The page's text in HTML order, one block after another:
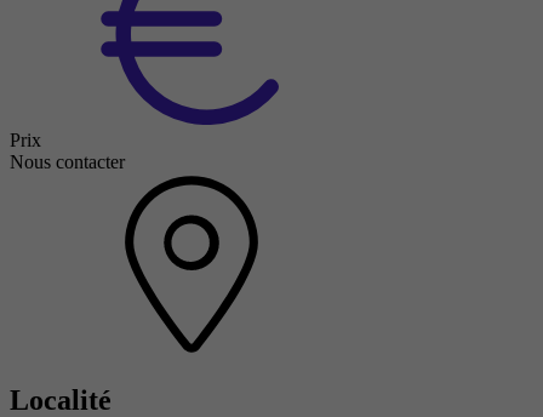
Prix
Nous contacter
Localité